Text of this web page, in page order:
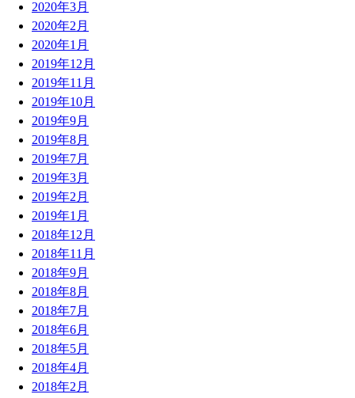
2020年3月
2020年2月
2020年1月
2019年12月
2019年11月
2019年10月
2019年9月
2019年8月
2019年7月
2019年3月
2019年2月
2019年1月
2018年12月
2018年11月
2018年9月
2018年8月
2018年7月
2018年6月
2018年5月
2018年4月
2018年2月